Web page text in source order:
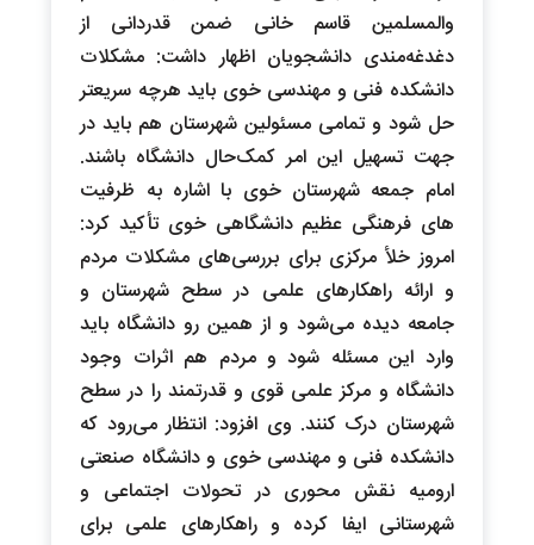
والمسلمین قاسم خانی ضمن قدردانی از
دغدغه‌مندی دانشجویان اظهار داشت: مشکلات
دانشکده فنی و مهندسی خوی باید هرچه سریعتر
حل شود و تمامی مسئولین شهرستان هم باید در
جهت تسهیل این امر کمک‌حال دانشگاه باشند.
امام جمعه شهرستان خوی با اشاره به ظرفیت
های فرهنگی عظیم دانشگاهی خوی تأکید کرد:
امروز خلأ مرکزی برای بررسی‌های مشکلات مردم
و ارائه راهکارهای علمی در سطح شهرستان و
جامعه دیده می‌شود و از همین رو دانشگاه باید
وارد این مسئله شود و مردم هم اثرات وجود
دانشگاه و مرکز علمی قوی و قدرتمند را در سطح
شهرستان درک کنند. وی افزود: انتظار می‌رود که
دانشکده فنی و مهندسی خوی و دانشگاه صنعتی
ارومیه نقش محوری در تحولات اجتماعی و
شهرستانی ایفا کرده و راهکارهای علمی برای